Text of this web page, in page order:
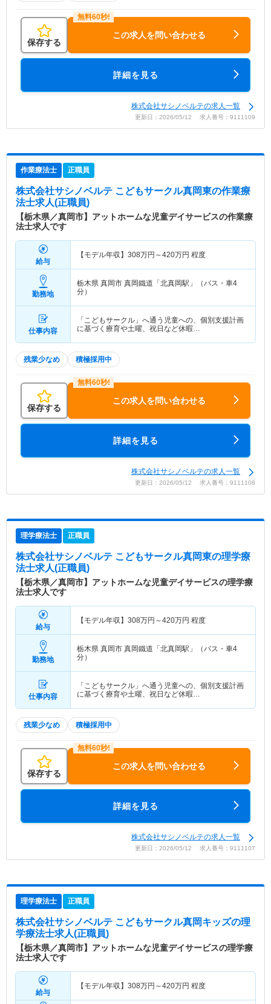
保存する
この求人を問い合わせる
詳細を見る
株式会社サシノベルテの求人一覧
更新日：2026/05/12 求人番号：9111109
作業療法士 正職員
株式会社サシノベルテ こどもサークル真岡東の作業療
法士求人(正職員)
【栃木県／真岡市】アットホームな児童デイサービスの作業療
法士求人です
給与
【モデル年収】 308万円～420万円 程度
勤務地
栃木県 真岡市 真岡鐵道「北真岡駅」（バス・車4
分）
仕事内容
「こどもサークル」へ通う児童への、個別支援計画
に基づく療育や土曜、祝日など休暇…
残業少なめ 積極採用中
保存する
この求人を問い合わせる
詳細を見る
株式会社サシノベルテの求人一覧
更新日：2026/05/12 求人番号：9111108
理学療法士 正職員
株式会社サシノベルテ こどもサークル真岡東の理学療
法士求人(正職員)
【栃木県／真岡市】アットホームな児童デイサービスの理学療
法士求人です
給与
【モデル年収】 308万円～420万円 程度
勤務地
栃木県 真岡市 真岡鐵道「北真岡駅」（バス・車4
分）
仕事内容
「こどもサークル」へ通う児童への、個別支援計画
に基づく療育や土曜、祝日など休暇…
残業少なめ 積極採用中
保存する
この求人を問い合わせる
詳細を見る
株式会社サシノベルテの求人一覧
更新日：2026/05/12 求人番号：9111107
理学療法士 正職員
株式会社サシノベルテ こどもサークル真岡キッズの理
学療法士求人(正職員)
【栃木県／真岡市】アットホームな児童デイサービスの理学療
法士求人です
給与
【モデル年収】 308万円～420万円 程度